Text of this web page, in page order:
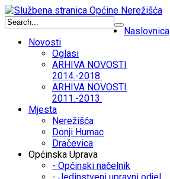
Naslovnica
Novosti
Oglasi
ARHIVA NOVOSTI
2014.-2018.
ARHIVA NOVOSTI
2011.-2013.
Mjesta
Nerežišća
Donji Humac
Dračevica
Općinska Uprava
- Općinski načelnik